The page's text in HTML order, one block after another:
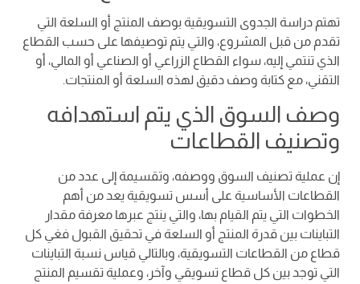
تهتم دراسة الجدوى التسويقية بوصف المنتج أو السلعة التي
تقدم من قبل المشروع، والتي يتم توصيفها على حسب القطاع
الذي تنتمي إليه، سواء القطاع الزراعي أو الصناعي أو المالي، أو
التقني، مع كتابة وصف دقيق لهذه السلعة أو المنتجات.
وصف السوق الذي يتم استهدافه
وتصنيف القطاعات
إن عملية تصنيف السوق ووصفه، وتقسيمة إلى عدد من
القطاعات الأساسية على أسس تسويقية يعد من أهم
الخطوات التي يتم القيام بها، والتي ينتج عبرها معرفة مقدار
التباينات بين قدرة المنتج أو السلعة في تحقيق القبول فغي كل
قطاع من القطاعات التسويقية، وبالتالي قياس نسبة التباينات
التي توجد بين كل قطاع تسويقي وآخر، وعملية تقسيم المنتج